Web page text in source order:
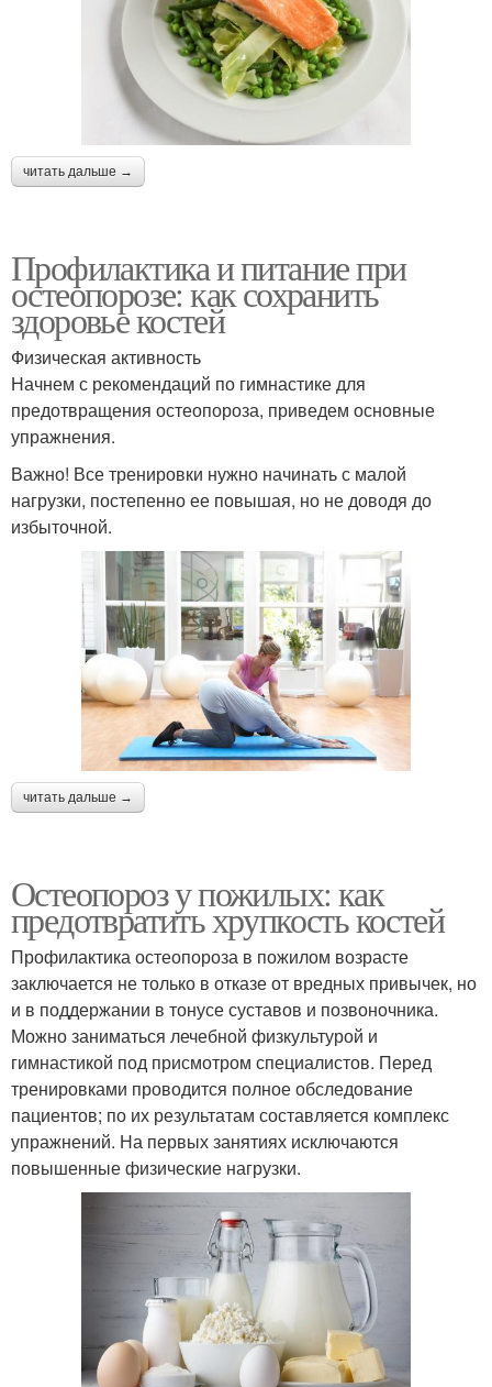
читать дальше →
Профилактика и питание при
остеопорозе: как сохранить
здоровье костей
Физическая активность
Начнем с рекомендаций по гимнастике для
предотвращения остеопороза, приведем основные
упражнения.
Важно! Все тренировки нужно начинать с малой
нагрузки, постепенно ее повышая, но не доводя до
избыточной.
читать дальше →
Остеопороз у пожилых: как
предотвратить хрупкость костей
Профилактика остеопороза в пожилом возрасте
заключается не только в отказе от вредных привычек, но
и в поддержании в тонусе суставов и позвоночника.
Можно заниматься лечебной физкультурой и
гимнастикой под присмотром специалистов. Перед
тренировками проводится полное обследование
пациентов; по их результатам составляется комплекс
упражнений. На первых занятиях исключаются
повышенные физические нагрузки.